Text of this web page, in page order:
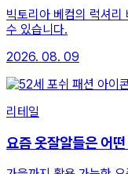
빅토리아 베컴의 럭셔리
수 있습니다.
2026. 08. 09
리테일
요즘 옷잘알들은 어